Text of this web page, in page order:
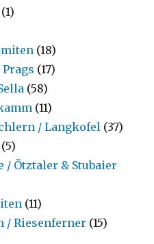
(1)
(18)
Prags (17)
(58)
(11)
/ Langkofel (37)
(5)
/ Ötztaler & Stubaier
(11)
/ Riesenferner (15)